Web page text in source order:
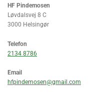
HF Pindemosen
Løvdalsvej 8 C
3000 Helsingør
Telefon
2134 8786
Email
hfpindemosen@gmail.com